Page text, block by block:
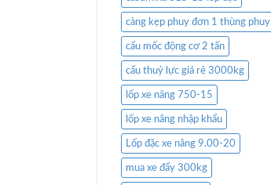
càng kẹp phuy đơn 1 thùng phuy
cẩu mốc động cơ 2 tấn
cẩu thuỷ lực giá rẻ 3000kg
lốp xe nâng 750-15
lốp xe nâng nhập khẩu
Lốp đặc xe nâng 9.00-20
mua xe đẩy 300kg